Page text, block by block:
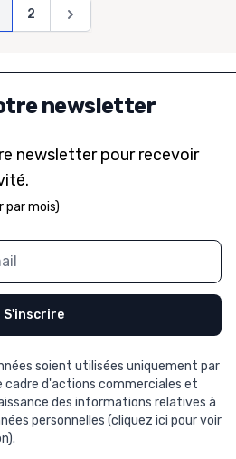
Page
lisez actuellement la page
Page
2 Page
newsletter
newsletter pour recevoir
par mois)
S'inscrire
soient utilisées uniquement par
cadre d'actions commerciales et
des informations relatives à
personnelles (cliquez ici pour voir
).